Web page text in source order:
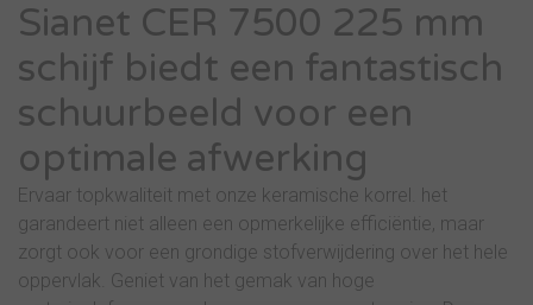
Sianet CER 7500 225 mm
schijf biedt een fantastisch
schuurbeeld voor een
optimale afwerking
Ervaar topkwaliteit met onze keramische korrel. het
garandeert niet alleen een opmerkelijke efficiëntie, maar
zorgt ook voor een grondige stofverwijdering over het hele
oppervlak. Geniet van het gemak van hoge